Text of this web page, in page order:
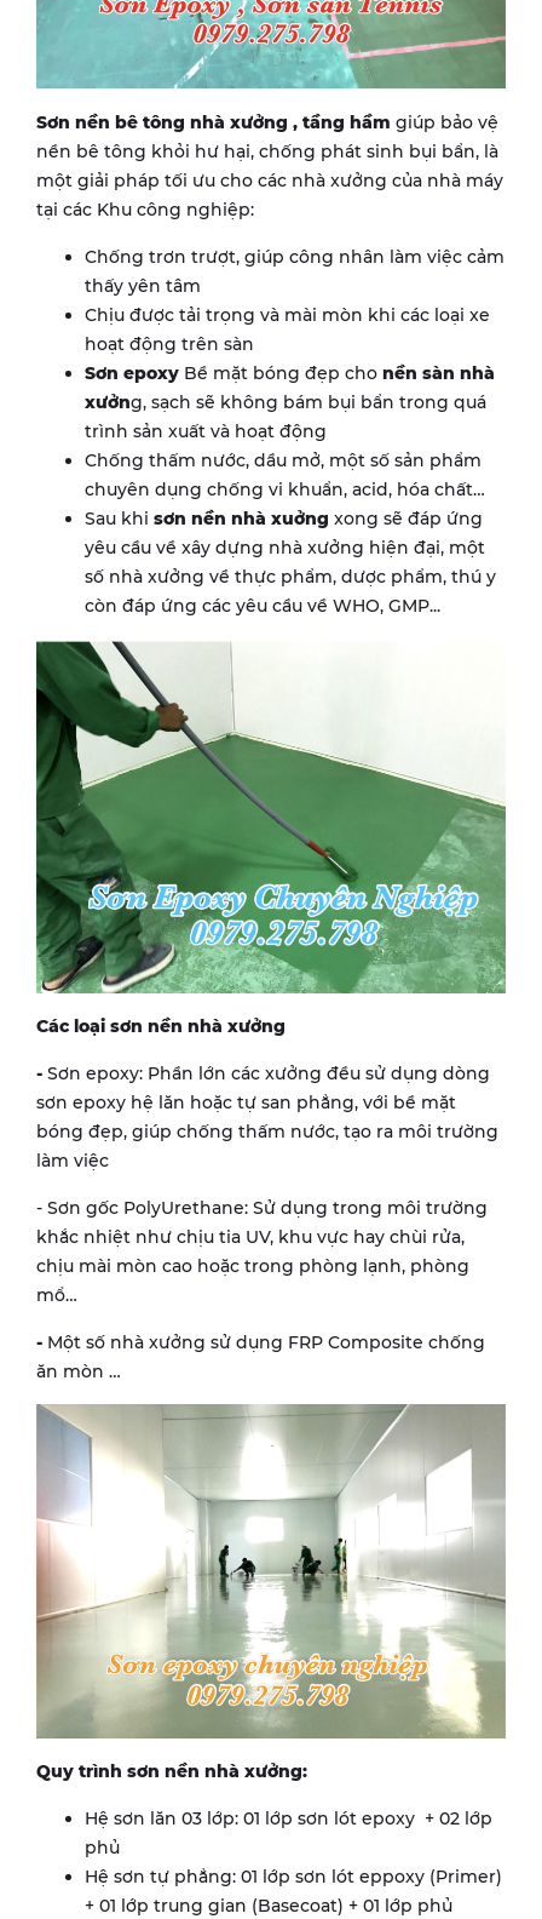
Sơn nền bê tông nhà xưởng , tầng hầm giúp bảo vệ
nền bê tông khỏi hư hại, chống phát sinh bụi bẩn, là
một giải pháp tối ưu cho các nhà xưởng của nhà máy
tại các Khu công nghiệp:
Chống trơn trượt, giúp công nhân làm việc cảm
thấy yên tâm
Chịu được tải trọng và mài mòn khi các loại xe
hoạt động trên sàn
Sơn epoxy Bề mặt bóng đẹp cho nền sàn nhà
xưởng, sạch sẽ không bám bụi bẩn trong quá
trình sản xuất và hoạt động
Chống thấm nước, dầu mở, một số sản phẩm
chuyên dụng chống vi khuẩn, acid, hóa chất…
Sau khi sơn nền nhà xuởng xong sẽ đáp ứng
yêu cầu về xây dựng nhà xưởng hiện đại, một
số nhà xưởng về thực phẩm, dược phẩm, thú y
còn đáp ứng các yêu cầu về WHO, GMP...
Các loại sơn nền nhà xưởng
- Sơn epoxy: Phần lớn các xưởng đều sử dụng dòng
sơn epoxy hệ lăn hoặc tự san phẳng, với bề mặt
bóng đẹp, giúp chống thấm nước, tạo ra môi trường
làm việc
- Sơn gốc PolyUrethane: Sử dụng trong môi trường
khắc nhiệt như chịu tia UV, khu vực hay chùi rửa,
chịu mài mòn cao hoặc trong phòng lạnh, phòng
mổ…
- Một số nhà xưởng sử dụng FRP Composite chống
ăn mòn …
Quy trình sơn nền nhà xưởng:
Hệ sơn lăn 03 lớp: 01 lớp sơn lót epoxy + 02 lớp
phủ
Hệ sơn tự phẳng: 01 lớp sơn lót eppoxy (Primer)
+ 01 lớp trung gian (Basecoat) + 01 lớp phủ